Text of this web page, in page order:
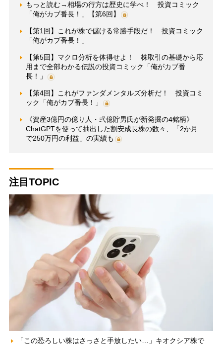
もっと読む→相場の行方は歴史に学べ！ 投資コミック
「俺がカブ番長！」【第6回】
【第1回】これが株で儲ける常勝手段だ！ 投資コミック
「俺がカブ番長！」
【第5回】マクロ分析を体得せよ！ 株取引の基礎から応
用まで全部わかる伝説の投資コミック「俺がカブ番
長！」
【第4回】これがファンダメンタルズ分析だ！ 投資コミ
ック「俺がカブ番長！」
《資産3億円の億り人・弐億貯男氏が新発掘の4銘柄》
ChatGPTを使って抽出した割安成長株の数々、「2か月
で250万円の利益」の実績も
注目TOPIC
「この恐ろしい株はさっさと手放したい…」キオクシア株で